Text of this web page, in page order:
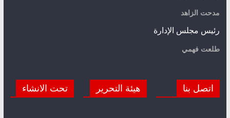
مدحت الزاهد
رئيس مجلس الإدارة
طلعت فهمي
اتصل بنا هيئة التحرير تحت الانشاء